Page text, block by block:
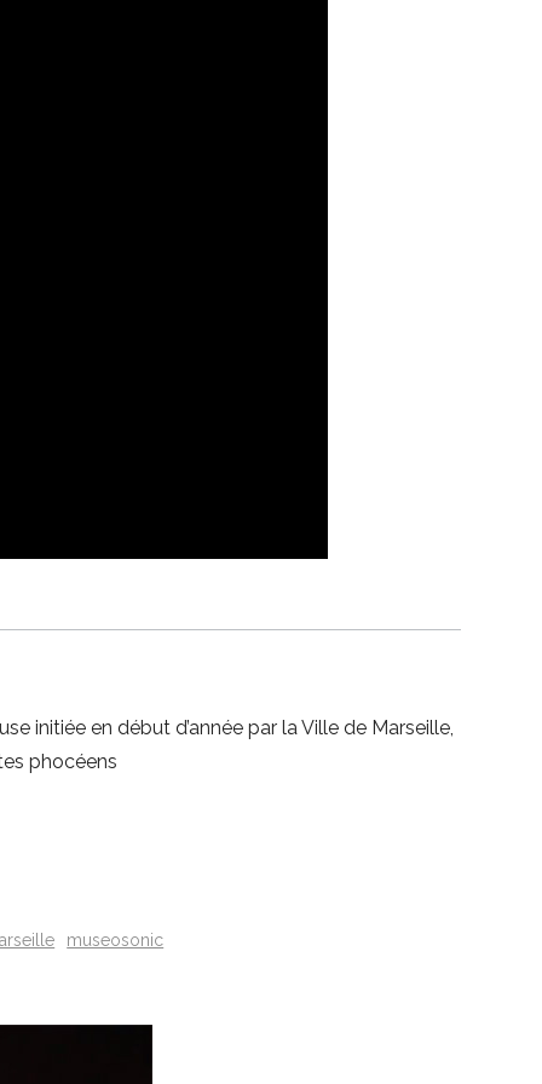
initiée en début d’année par la Ville de Marseille,
phocéens
museosonic